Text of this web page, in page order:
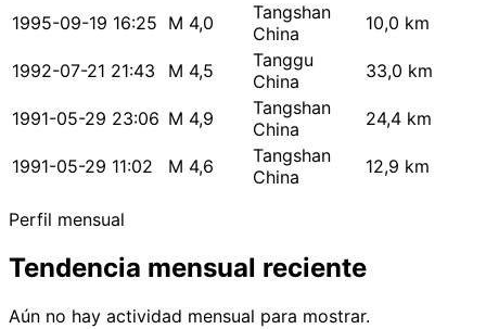
1995-09-19 16:25 M 4,0
Tangshan
China
10,0 km
1992-07-21 21:43 M 4,5
Tanggu
China
33,0 km
1991-05-29 23:06 M 4,9
Tangshan
China
24,4 km
1991-05-29 11:02 M 4,6
Tangshan
China
12,9 km
Perfil mensual
Tendencia mensual reciente
Aún no hay actividad mensual para mostrar.